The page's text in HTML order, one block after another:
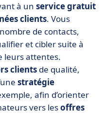
à un service gratuit
clients. Vous
de contacts,
et cibler suite à
leurs attentes.
clients de qualité,
stratégie
afin d’orienter
vers lesoffres